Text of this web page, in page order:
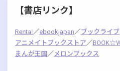
【書店リンク】
Renta! ／ebookjapan ／ブックライブ
アニメイトブックストア ／
まんが王国 ／ メロンブックス